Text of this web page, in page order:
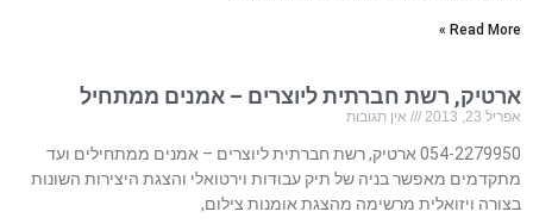
Read More »
ארטיק, רשת חברתית ליוצרים – אמנים ממתחיל
אפריל 23, 2013 אין תגובות
054-2279950 ארטיק, רשת חברתית ליוצרים – אמנים ממתחילים ועד
מתקדמים מאפשר בניה של תיק עבודות וירטואלי והצגת היצירות השונות
בצורה ויזואלית מרשימה מהצגת אומנות צילום,